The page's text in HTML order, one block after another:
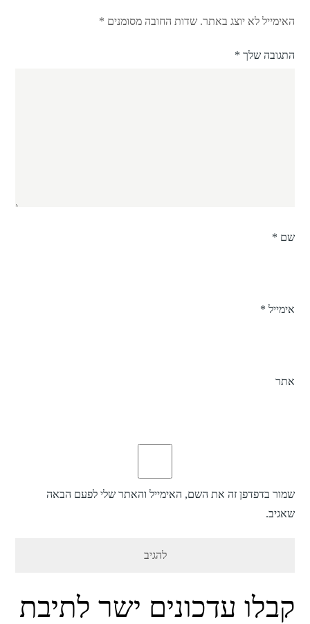
האימייל לא יוצג באתר. שדות החובה מסומנים *
התגובה שלך *
שם *
אימייל *
אתר
שמור בדפדפן זה את השם, האימייל והאתר שלי לפעם הבאה
שאגיב.
קבלו עדכונים ישר לתיבת